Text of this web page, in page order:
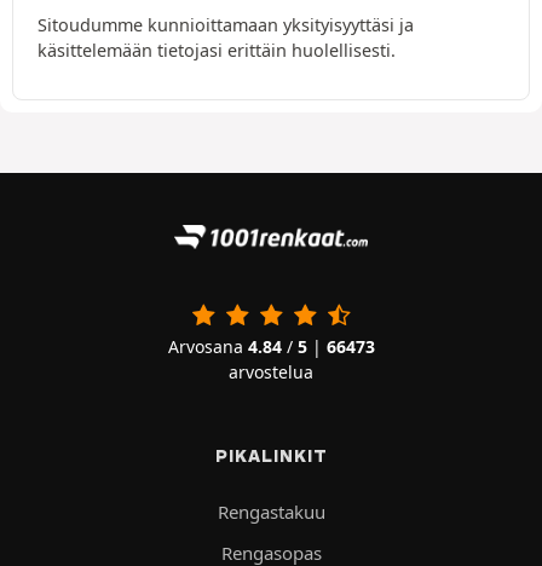
Sitoudumme kunnioittamaan yksityisyyttäsi ja
käsittelemään tietojasi erittäin huolellisesti.
Arvosana 4.84/ 5| 66473
arvostelua
PIKALINKIT
Rengastakuu
Rengasopas